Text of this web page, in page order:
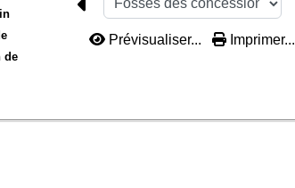
de
Prévisualiser... Imprimer...